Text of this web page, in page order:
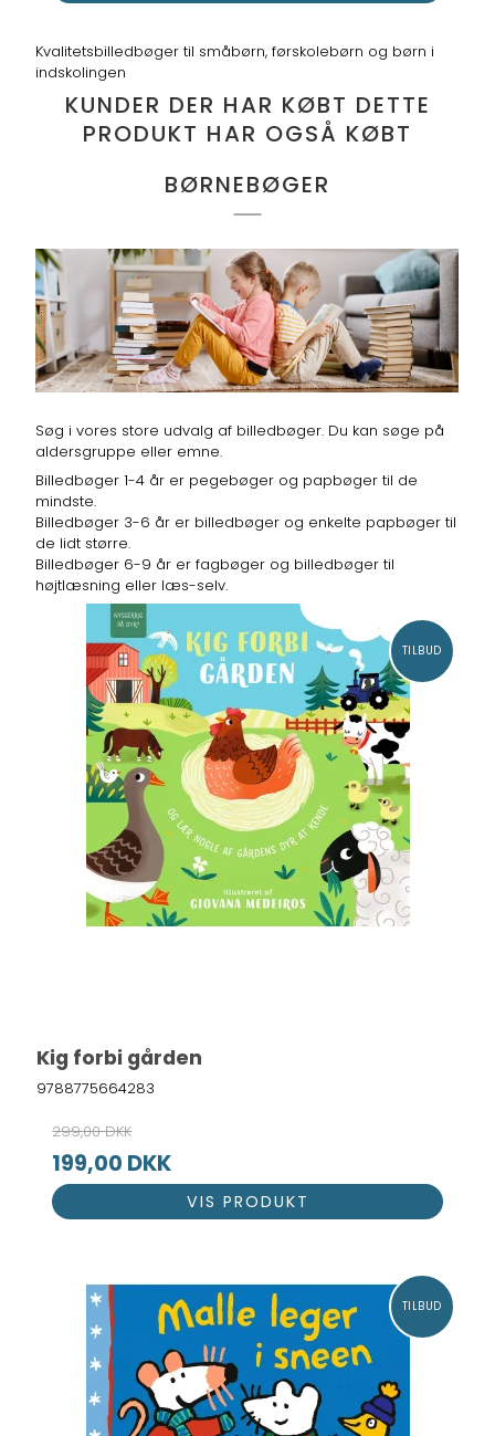
Kvalitetsbilledbøger til småbørn, førskolebørn og børn i
indskolingen
KUNDER DER HAR KØBT DETTE
PRODUKT HAR OGSÅ KØBT
BØRNEBØGER
Søg i vores store udvalg af billedbøger. Du kan søge på
aldersgruppe eller emne.
Billedbøger 1-4 år er pegebøger og papbøger til de
mindste.
Billedbøger 3-6 år er billedbøger og enkelte papbøger til
de lidt større.
Billedbøger 6-9 år er fagbøger og billedbøger til
højtlæsning eller læs-selv.
TILBUD
Kig forbi gården
9788775664283
299,00 DKK
199,00 DKK
VIS PRODUKT
TILBUD